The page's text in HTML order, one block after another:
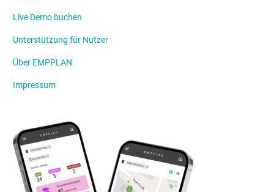
Live Demo buchen
Unterstützung für Nutzer
Über EMPPLAN
Impressum